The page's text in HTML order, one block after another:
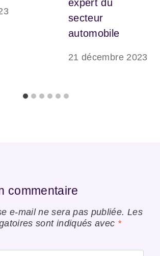
expert du
secteur
automobile
21 décembre 2023
commentaire
e-mail ne sera pas publiée. Les
sont indiqués avec *